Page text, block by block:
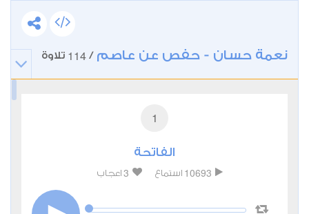
نعمة حسان - حفص عن عاصم /
114 تلاوة
1
الفاتحة
10693 استماع 3 اعجاب